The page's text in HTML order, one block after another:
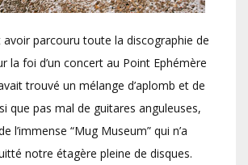
avoir parcouru toute la discographie de
la foi d’un concert au Point Ephémère
trouvé un mélange d’aplomb et de
que pas mal de guitares anguleuses,
l’immense “Mug Museum” qui n’a
notre étagère pleine de disques.